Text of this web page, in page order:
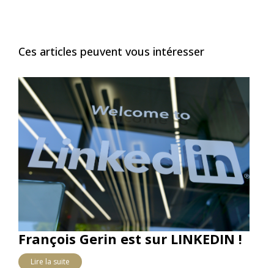
Ces articles peuvent vous intéresser
François Gerin est sur LINKEDIN !
Lire la suite